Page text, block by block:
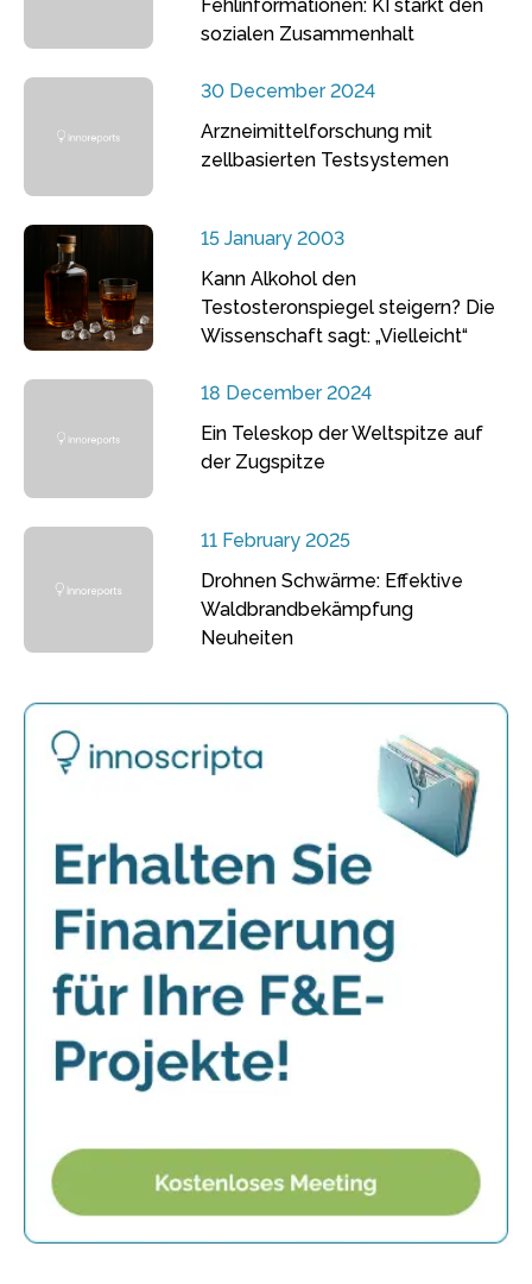
Fehlinformationen: KI stärkt den
sozialen Zusammenhalt
30 December 2024
Arzneimittelforschung mit
zellbasierten Testsystemen
15 January 2003
Kann Alkohol den
Testosteronspiegel steigern? Die
Wissenschaft sagt: „Vielleicht“
18 December 2024
Ein Teleskop der Weltspitze auf
der Zugspitze
11 February 2025
Drohnen Schwärme: Effektive
Waldbrandbekämpfung
Neuheiten